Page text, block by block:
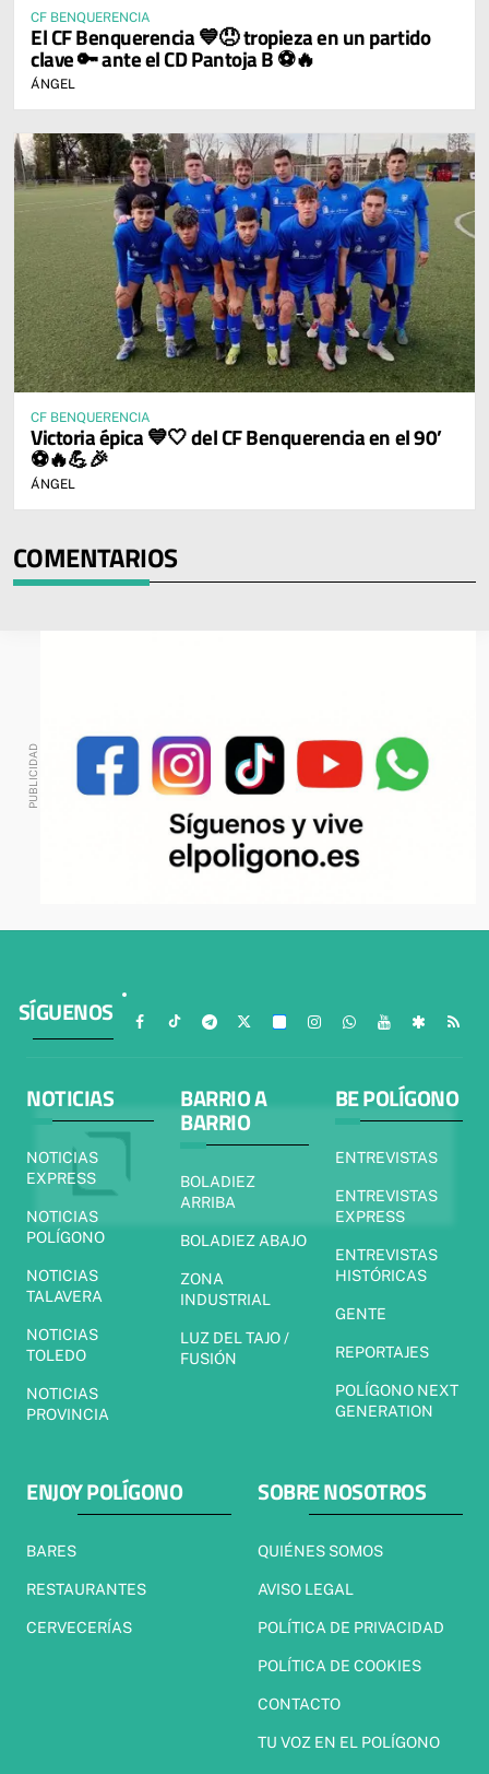
CF BENQUERENCIA
El CF Benquerencia 💙😞 tropieza en un partido
clave 🔑 ante el CD Pantoja B ⚽🔥
ÁNGEL
CF BENQUERENCIA
Victoria épica 💙🤍 del CF Benquerencia en el 90’
⚽🔥💪🎉
ÁNGEL
COMENTARIOS
SÍGUENOS
NOTICIAS
NOTICIAS
EXPRESS
NOTICIAS
POLÍGONO
NOTICIAS
TALAVERA
NOTICIAS
TOLEDO
NOTICIAS
PROVINCIA
BARRIO A
BARRIO
BOLADIEZ
ARRIBA
BOLADIEZ ABAJO
ZONA
INDUSTRIAL
LUZ DEL TAJO /
FUSIÓN
BE POLÍGONO
ENTREVISTAS
ENTREVISTAS
EXPRESS
ENTREVISTAS
HISTÓRICAS
GENTE
REPORTAJES
POLÍGONO NEXT
GENERATION
ENJOY POLÍGONO
BARES
RESTAURANTES
CERVECERÍAS
SOBRE NOSOTROS
QUIÉNES SOMOS
AVISO LEGAL
POLÍTICA DE PRIVACIDAD
POLÍTICA DE COOKIES
CONTACTO
TU VOZ EN EL POLÍGONO